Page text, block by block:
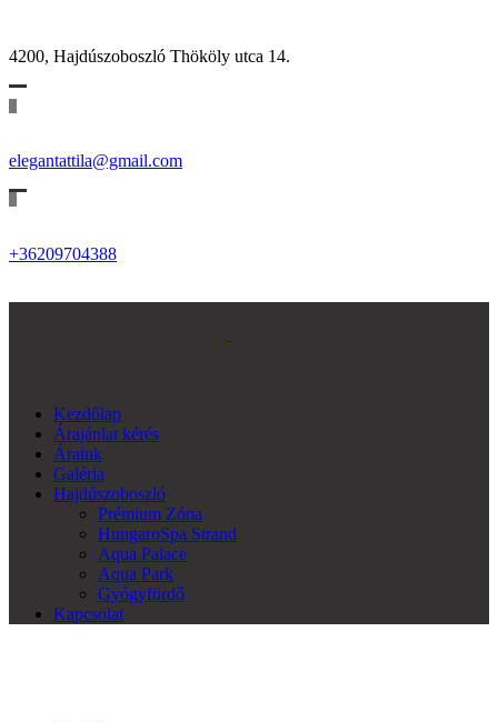
4200, Hajdúszoboszló Thököly utca 14.
elegantattila@gmail.com
+36209704388
Kezdőlap
Árajánlat kérés
Áraink
Galéria
Hajdúszoboszló
Prémium Zóna
HungaroSpa Strand
Aqua Palace
Aqua Park
Gyógyfürdő
Kapcsolat